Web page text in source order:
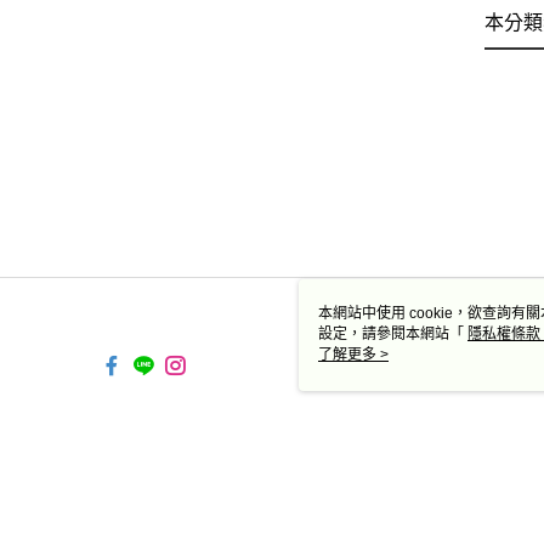
本分
本網站中使用 cookie，欲查詢有
設定，請參閱本網站「 隱私權條款
使用 cookie。
了解更多 >